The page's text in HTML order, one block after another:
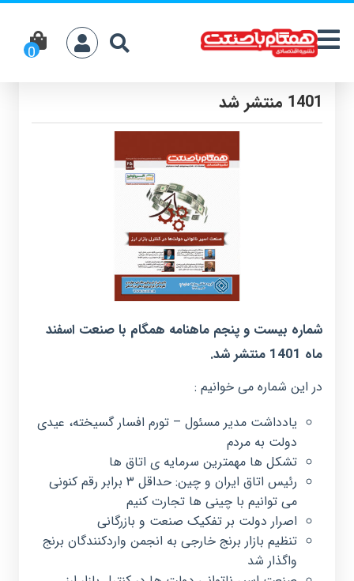
ماهنامه همگام با صنعت شماره 25 اسفند ماه
1401 منتشر شد
شماره بیست و پنجم ماهنامه همگام با صنعت اسفند
ماه 1401 منتشر شد.
در این شماره می خوانیم :
یادداشت مدیر مسئول – تورم افسار گسیخته، عیدی
دولت به مردم
تشکل ها مهمترین سرمایه ی اتاق ها
رئیس اتاق ایران و چین: حداقل ۳ برابر رقم کنونی
می توانیم با چینی ها تجارت کنیم
اصرار دولت بر تفکیک صنعت و بازرگانی
تنظیم بازار برنج خارجی به انجمن واردکنندگان برنج
واگذار شد